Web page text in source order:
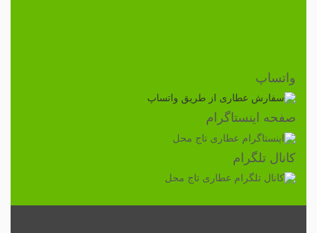
واتساپ
صفحه اینستاگرام
کانال تلگرام